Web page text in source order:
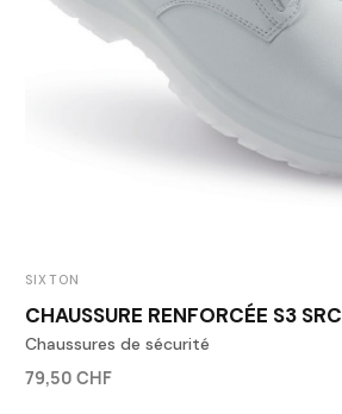
SIXTON
CHAUSSURE RENFORCÉE S3 SRC
Chaussures de sécurité
79,50 CHF